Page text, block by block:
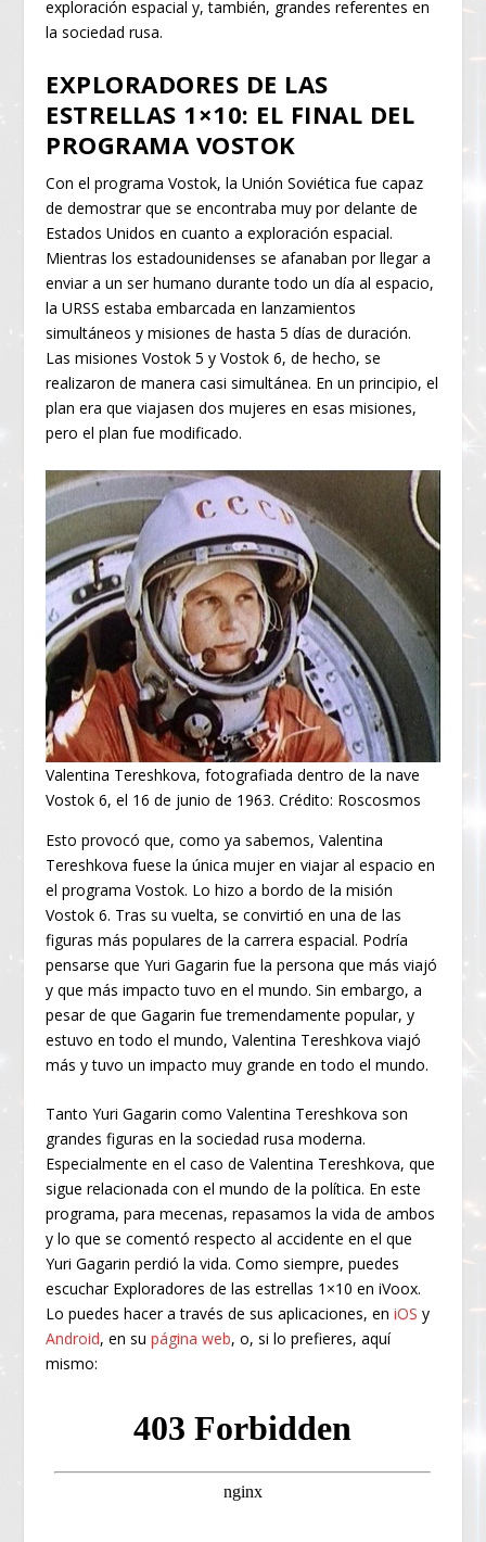
exploración espacial y, también, grandes referentes en
la sociedad rusa.
EXPLORADORES DE LAS
ESTRELLAS 1×10: EL FINAL DEL
PROGRAMA VOSTOK
Con el programa Vostok, la Unión Soviética fue capaz
de demostrar que se encontraba muy por delante de
Estados Unidos en cuanto a exploración espacial.
Mientras los estadounidenses se afanaban por llegar a
enviar a un ser humano durante todo un día al espacio,
la URSS estaba embarcada en lanzamientos
simultáneos y misiones de hasta 5 días de duración.
Las misiones Vostok 5 y Vostok 6, de hecho, se
realizaron de manera casi simultánea. En un principio, el
plan era que viajasen dos mujeres en esas misiones,
pero el plan fue modificado.
Valentina Tereshkova, fotografiada dentro de la nave
Vostok 6, el 16 de junio de 1963. Crédito: Roscosmos
Esto provocó que, como ya sabemos, Valentina
Tereshkova fuese la única mujer en viajar al espacio en
el programa Vostok. Lo hizo a bordo de la misión
Vostok 6. Tras su vuelta, se convirtió en una de las
figuras más populares de la carrera espacial. Podría
pensarse que Yuri Gagarin fue la persona que más viajó
y que más impacto tuvo en el mundo. Sin embargo, a
pesar de que Gagarin fue tremendamente popular, y
estuvo en todo el mundo, Valentina Tereshkova viajó
más y tuvo un impacto muy grande en todo el mundo.
Tanto Yuri Gagarin como Valentina Tereshkova son
grandes figuras en la sociedad rusa moderna.
Especialmente en el caso de Valentina Tereshkova, que
sigue relacionada con el mundo de la política. En este
programa, para mecenas, repasamos la vida de ambos
y lo que se comentó respecto al accidente en el que
Yuri Gagarin perdió la vida. Como siempre, puedes
escuchar Exploradores de las estrellas 1×10 en iVoox.
Lo puedes hacer a través de sus aplicaciones, eniOS y
Android, en supágina web, o, si lo prefieres, aquí
mismo: